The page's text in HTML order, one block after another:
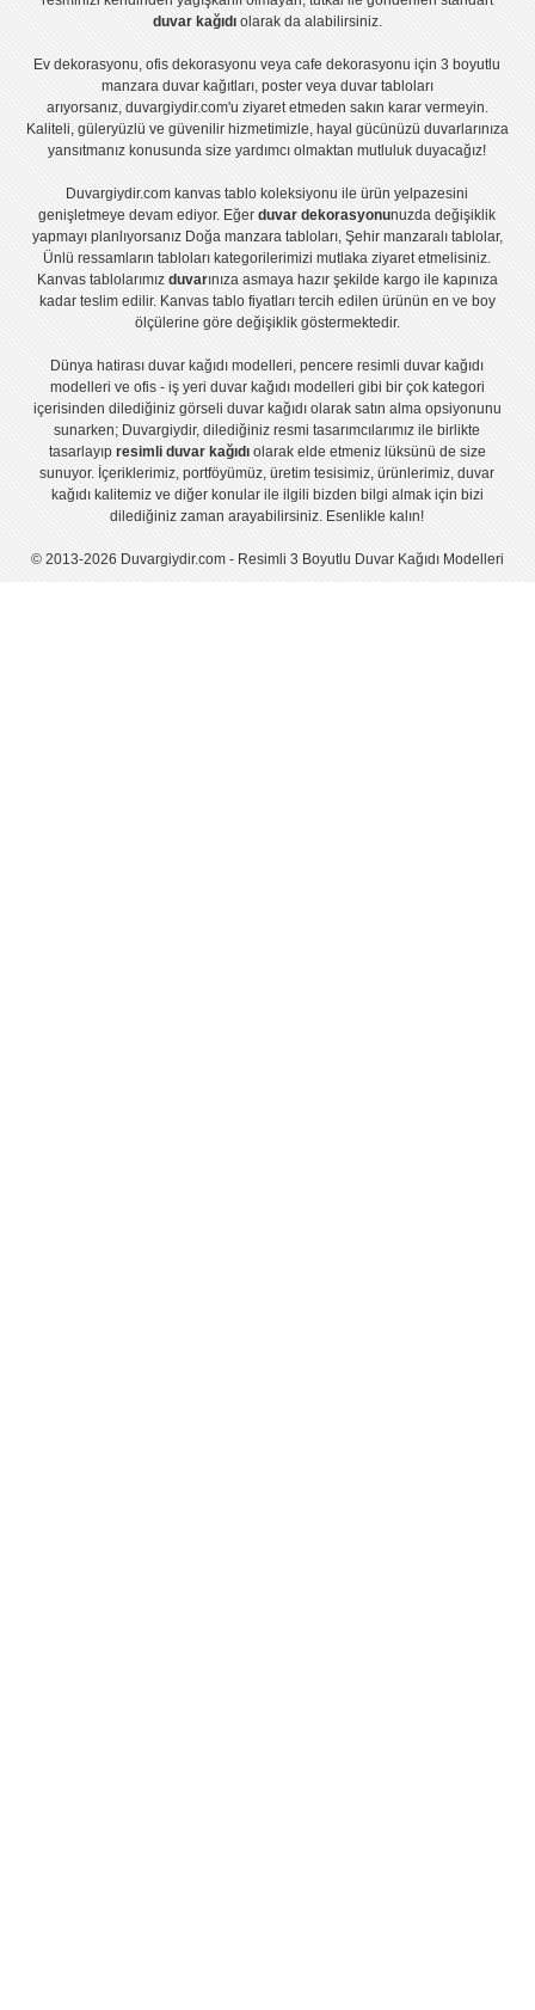
duvar kağıdıolarak da alabilirsiniz.
Ev dekorasyonu,ofis dekorasyonu veyacafe dekorasyonu için3 boyutlu
manzara duvar kağıtları, posterveya duvar tabloları
arıyorsanız, duvargiydir.com'u ziyaret etmeden sakın karar vermeyin.
Kaliteli, güleryüzlü ve güvenilir hizmetimizle, hayal gücünüzü duvarlarınıza
yansıtmanız konusunda size yardımcı olmaktan mutluluk duyacağız!
Duvargiydir.com kanvas tablo koleksiyonu ile ürün yelpazesini
genişletmeye devam ediyor. Eğerduvar dekorasyonunuzda değişiklik
yapmayı planlıyorsanız Doğa manzara tabloları, Şehir manzaralı tablolar,
Ünlü ressamların tabloları kategorilerimizi mutlaka ziyaret etmelisiniz.
Kanvas tablolarımız duvarınıza asmaya hazır şekilde kargo ile kapınıza
kadar teslim edilir. Kanvas tablo fiyatlarıtercih edilen ürünün en ve boy
ölçülerine göre değişiklik göstermektedir.
Dünya hatirası duvar kağıdı modelleri,pencere resimli duvar kağıdı
modelleri ve ofis - iş yeri duvar kağıdı modelleri gibi bir çok kategori
içerisinden dilediğiniz görseli duvar kağıdı olarak satın alma opsiyonunu
sunarken; Duvargiydir, dilediğiniz resmi tasarımcılarımız ile birlikte
tasarlayıp resimli duvar kağıdıolarak elde etmeniz lüksünü de size
sunuyor. İçeriklerimiz, portföyümüz, üretim tesisimiz, ürünlerimiz, duvar
kağıdı kalitemiz ve diğer konular ile ilgili bizden bilgi almak için bizi
dilediğiniz zaman arayabilirsiniz. Esenlikle kalın!
© 2013-2026 Duvargiydir.com - Resimli 3 Boyutlu Duvar Kağıdı Modelleri